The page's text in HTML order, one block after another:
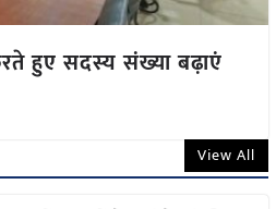
हुए सदस्य संख्या बढ़ाएं
View All